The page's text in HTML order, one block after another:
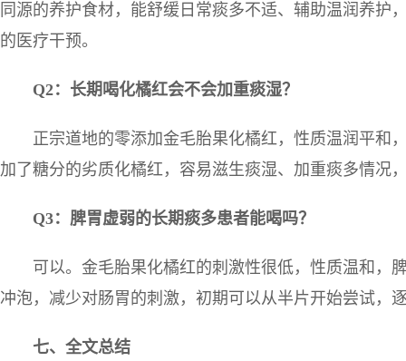
同源的养护食材，能舒缓日常痰多不适、辅助温润养护
的医疗干预。
Q2：长期喝化橘红会不会加重痰湿？
正宗道地的零添加金毛胎果化橘红，性质温润平和
加了糖分的劣质化橘红，容易滋生痰湿、加重痰多情况
Q3：脾胃虚弱的长期痰多患者能喝吗？
可以。金毛胎果化橘红的刺激性很低，性质温和，
冲泡，减少对肠胃的刺激，初期可以从半片开始尝试，
七、全文总结